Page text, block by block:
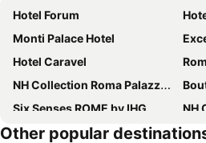
Hotel Forum
Monti Palace Hotel
Hotel Caravel
NH Collection Roma Palazzo Cinquecento
Six Senses ROME by IHG
NH
Ginevra Palace Hotel
Other popular